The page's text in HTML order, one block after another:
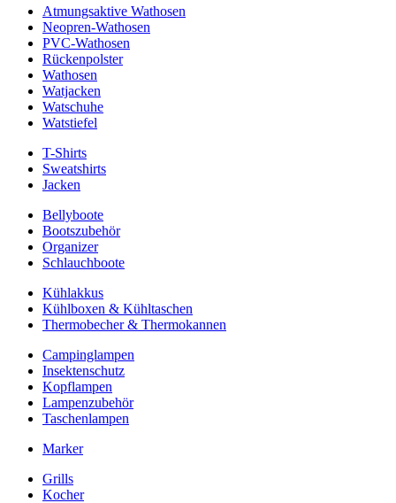
Atmungsaktive Wathosen
Neopren-Wathosen
PVC-Wathosen
Rückenpolster
Wathosen
Watjacken
Watschuhe
Watstiefel
T-Shirts
Sweatshirts
Jacken
Bellyboote
Bootszubehör
Organizer
Schlauchboote
Kühlakkus
Kühlboxen & Kühltaschen
Thermobecher & Thermokannen
Campinglampen
Insektenschutz
Kopflampen
Lampenzubehör
Taschenlampen
Marker
Grills
Kocher